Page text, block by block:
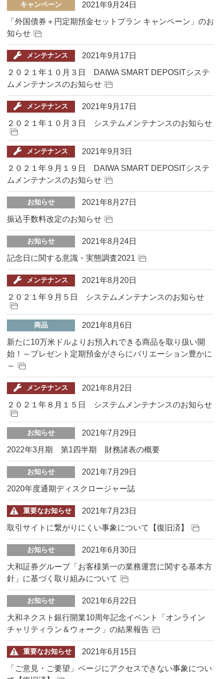
キャンペーン
2021年9月24日
「外国債券＋円定期預金セットプラン キャンペーン」のお
知らせ
メンテナンス
2021年9月17日
２０２１年１０月３日 DAIWA SMART DEPOSITシステ
ムメンテナンスのお知らせ
メンテナンス
2021年9月17日
２０２１年１０月３日 システムメンテナンスのお知らせ
メンテナンス
2021年9月3日
２０２１年９月１９日 DAIWA SMART DEPOSITシステ
ムメンテナンスのお知らせ
お知らせ
2021年8月27日
振込手数料改定のお知らせ
お知らせ
2021年8月24日
記念日に関する意識・実態調査2021
メンテナンス
2021年8月20日
２０２１年９月５日 システムメンテナンスのお知らせ
商品
2021年8月6日
新たに10万米ドルよりお預入れできる商品を取り扱い開
始！～プレゼント定期預金がさらにバリエーション豊かに
～
メンテナンス
2021年8月2日
２０２１年８月１５日 システムメンテナンスのお知らせ
お知らせ
2021年7月29日
2022年3月期 第1四半期 財務諸表の概要
お知らせ
2021年7月29日
2020年度通期ディスクロージャー誌
重要なお知らせ
2021年7月23日
取引サイトに繋がりにくい事象について【復旧済】
お知らせ
2021年6月30日
大和証券グループ「お客様第一の業務運営に関する基本方
針」に基づく取り組みについて
お知らせ
2021年6月22日
大和ネクスト銀行開業10周年記念イベント「オンライン
チャリティラン＆ウォーク」の結果報告
重要なお知らせ
2021年6月15日
「ご意見・ご要望」ページにアクセスできない事象につい